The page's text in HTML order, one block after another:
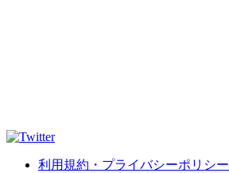
利用規約・プライバシーポリシー